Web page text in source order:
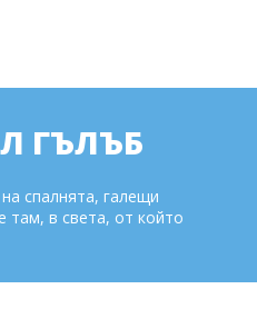
ГЪЛЪБ
спалнята, галещи
там, в света, от който